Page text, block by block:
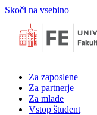
Skoči na vsebino
Za zaposlene
Za partnerje
Za mlade
Vstop študent